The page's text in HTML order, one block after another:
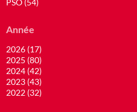
Année
2026 (17)
2025 (80)
2024 (42)
2023 (43)
2022 (32)